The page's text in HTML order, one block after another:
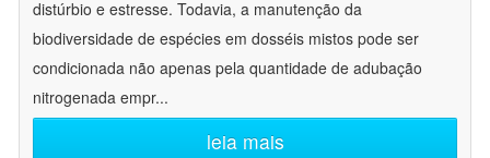
distúrbio e estresse. Todavia, a manutenção da
biodiversidade de espécies em dosséis mistos pode ser
condicionada não apenas pela quantidade de adubação
nitrogenada empr...
leia mais